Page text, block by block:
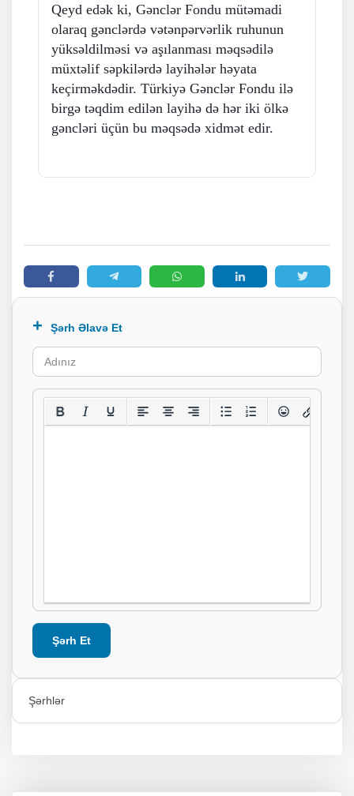
Qeyd edək ki, Gənclər Fondu mütəmadi
olaraq gənclərdə vətənpərvərlik ruhunun
yüksəldilməsi və aşılanması məqsədilə
müxtəlif səpkilərdə layihələr həyata
keçirməkdədir. Türkiyə Gənclər Fondu ilə
birgə təqdim edilən layihə də hər iki ölkə
gəncləri üçün bu məqsədə xidmət edir.
Şərh Əlavə Et
Şərh Et
Şərhlər